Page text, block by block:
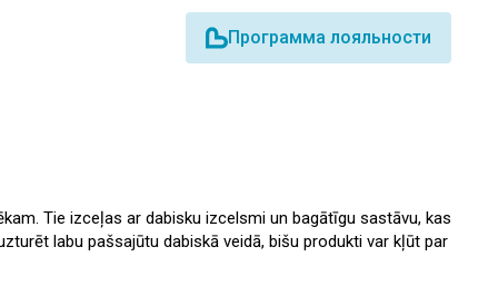
Программа лояльности
Tie izceļas ar dabisku izcelsmi un bagātīgu sastāvu, kas
labu pašsajūtu dabiskā veidā, bišu produkti var kļūt par
atradīsiet dažādus bišu produktus, kas pielāgoti